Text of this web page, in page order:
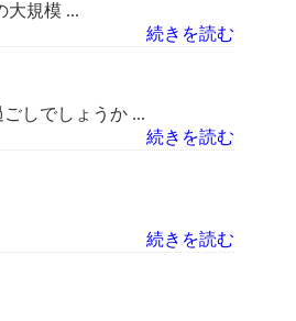
大規模 ...
続きを読む
しでしょうか ...
続きを読む
続きを読む